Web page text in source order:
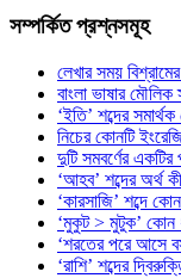
সম্পর্কিত প্রশ্নসমূহ
লেখার সময়
বাংলা ভাষার
‘ইতি’ শব্দের
নিচের কোনটি
দুটি সমবর্ণের একটির
‘আহব’ শব্দের অর্থ
‘কারসাজি’ শব্দে
‘মুকুট > মুটুক’ কোন
‘শরতের পরে আসে
‘রাশি’ শব্দের